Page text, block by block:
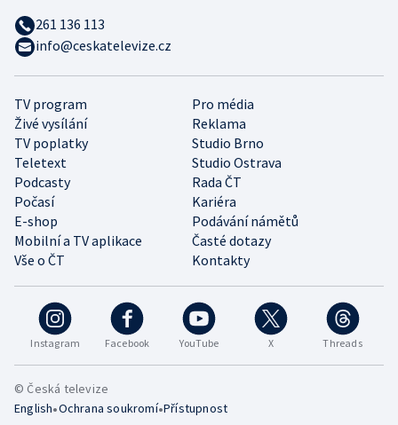
Instagram Facebook YouTube X Threads
TV program
Pro média
Živé vysílání
Reklama
TV poplatky
Studio Brno
Teletext
Studio Ostrava
Podcasty
Rada ČT
Počasí
Kariéra
E-shop
Podávání námětů
Mobilní a TV aplikace
Časté dotazy
Vše o ČT
Kontakty
261 136 113
info@ceskatelevize.cz
© Česká televize
English•Ochrana soukromí•Přístupnost